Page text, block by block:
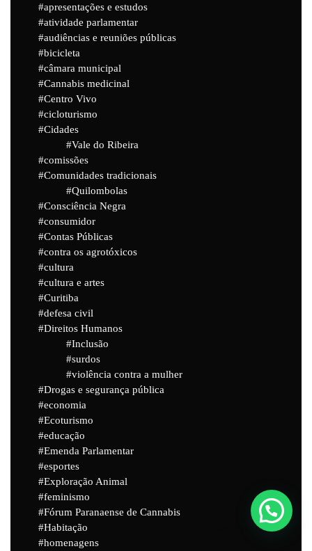
apresentações e estudos
atividade parlamentar
audiências e reuniões públicas
bicicleta
câmara municipal
Cannabis medicinal
Centro Vivo
cicloturismo
Cidades
Vale do Ribeira
comissões
Comunidades tradicionais
Quilombolas
Consciência Negra
consumidor
Contas Públicas
contra os agrotóxicos
cultura
cultura e artes
Curitiba
defesa civil
Direitos Humanos
Inclusão
surdos
violência contra a mulher
Drogas e segurança pública
economia
Ecoturismo
educação
Emenda Parlamentar
esportes
Exploração Animal
feminismo
Fórum Paranaense de Cannabis
Habitação
homenagens
Powered byJoinchat